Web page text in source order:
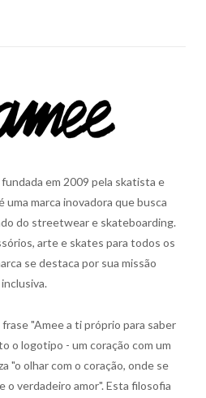
em 2009 pela skatista e
uma marca inovadora que busca
do streetwear e skateboarding.
arte e skates para todos os
se destaca por sua missão
inclusiva.
"Amee a ti próprio para saber
o logotipo - um coração com um
"o olhar com o coração, onde se
o verdadeiro amor". Esta filosofia